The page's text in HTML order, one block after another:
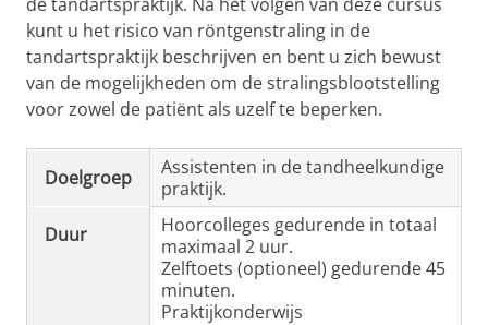
kunt u het risico van röntgenstraling in de
tandartspraktijk beschrijven en bent u zich bewust
van de mogelijkheden om de stralingsblootstelling
voor zowel de patiënt als uzelf te beperken.
Doelgroep
Assistenten in de tandheelkundige
praktijk.
Duur
Hoorcolleges gedurende in totaal
maximaal 2 uur.
Zelftoets (optioneel) gedurende 45
minuten.
Praktijkonderwijs